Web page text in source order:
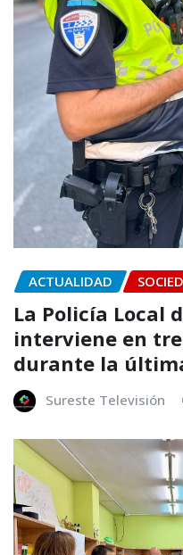
ACTUALIDAD
La Policía Local
interviene en
durante la
Sureste Televisión